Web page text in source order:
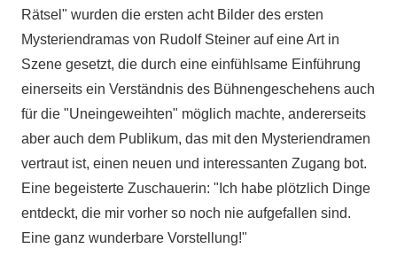
Rätsel" wurden die ersten acht Bilder des ersten
Mysteriendramas von Rudolf Steiner auf eine Art in
Szene gesetzt, die durch eine einfühlsame Einführung
einerseits ein Verständnis des Bühnengeschehens auch
für die "Uneingeweihten" möglich machte, andererseits
aber auch dem Publikum, das mit den Mysteriendramen
vertraut ist, einen neuen und interessanten Zugang bot.
Eine begeisterte Zuschauerin: "Ich habe plötzlich Dinge
entdeckt, die mir vorher so noch nie aufgefallen sind.
Eine ganz wunderbare Vorstellung!"